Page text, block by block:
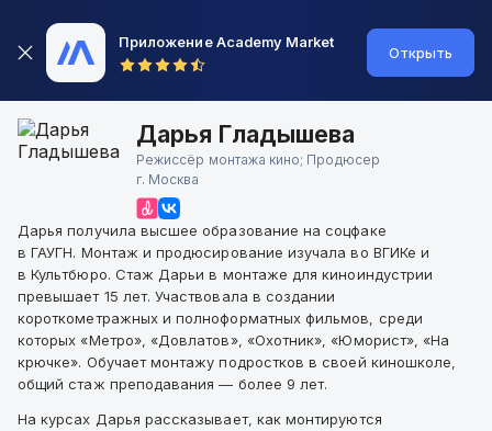
Приложение Academy Market
Открыть
Дарья Гладышева
Режиссёр монтажа кино; Продюсер
г. Москва
Дарья получила высшее образование на соцфаке
в ГАУГН. Монтаж и продюсирование изучала во ВГИКе и
в Культбюро. Стаж Дарьи в монтаже для киноиндустрии
превышает 15 лет. Участвовала в создании
короткометражных и полноформатных фильмов, среди
которых «Метро», «Довлатов», «Охотник», «Юморист», «На
крючке». Обучает монтажу подростков в своей киношколе,
общий стаж преподавания — более 9 лет.
На курсах Дарья рассказывает, как монтируются